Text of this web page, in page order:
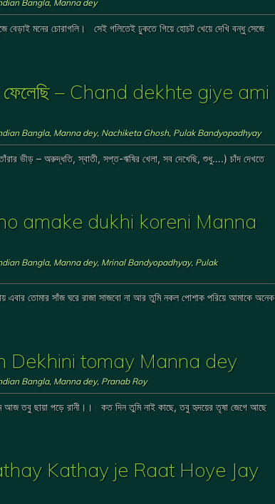
Bangla, Manna dey
বেড়াই মনের চোরাগলি। সেই গলিতেই ঢুকতে গিয়ে হোচট খেয়ে দেখি বন্ধু সেজে
ফেলেছি – Chand dekhte giye ami
Bangla, Manna dey, Nachiketa Ghosh, Pulak Bandyopadhyay
ভীড় – অরুদ্ধতি, স্বাতী, সপ্ত-ঋষির খেলা, সব দেখেছি, শুধু….) চাঁদ দেখতে
amake dukhi koreni Manna
Bangla, Manna dey, Mrinal Bandyopadhyay, Pulak
এবার তোমার সাঁজ ঘরে রাজা সাজবো না আর তুমি নকল পোশাক পরিয়ে আমাকে অনেক
Dekhini tomay Manna dey
Bangla, Manna dey, Pranab Roy
আজ তবু ছায়া পড়ে রানী।। কত দিন তুমি নাই কাছে, তবু হৃদয়ের তৃষা জেগে আছে
Kathay Kathay je Raat Hoye Jay